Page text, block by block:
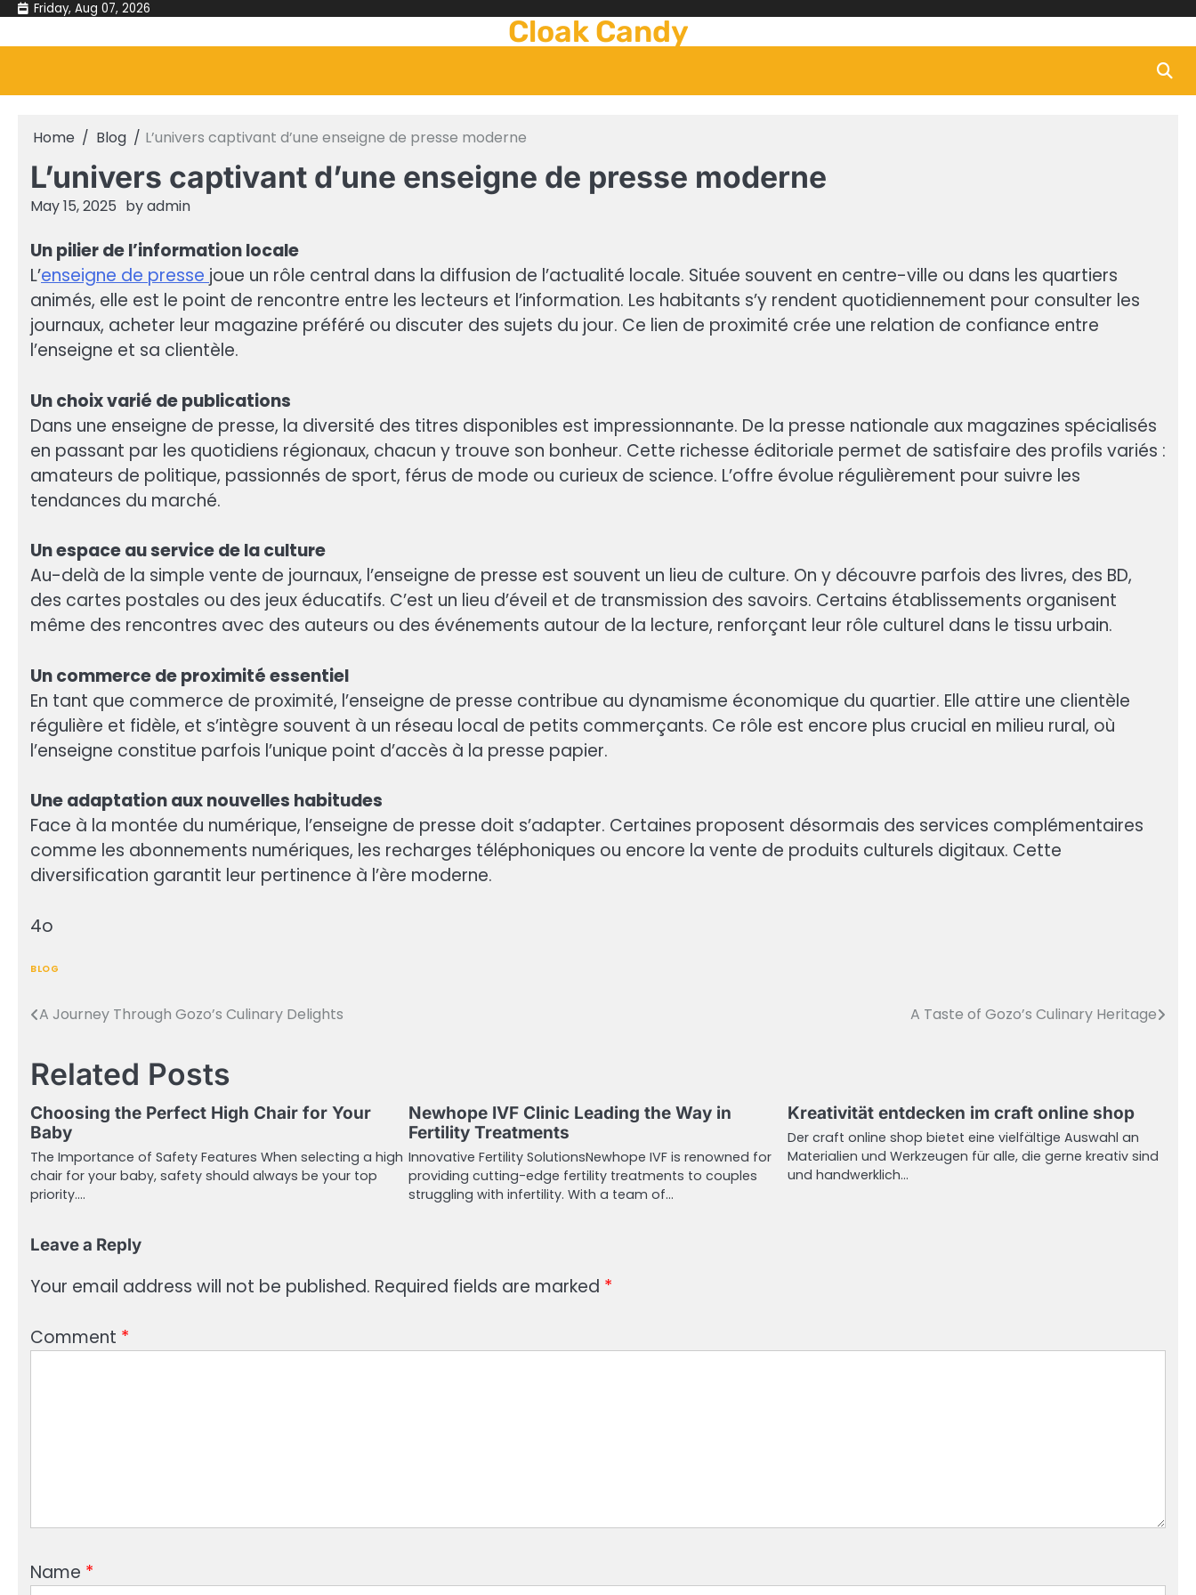
Skip
content
Friday, Aug 07, 2026
Cloak Candy
Home Blog L’univers captivant d’une enseigne de presse moderne
L’univers captivant d’une enseigne de presse moderne
May 15, 2025 byadmin
Un pilier de l’information locale
L’enseigne de presse joue un rôle central dans la diffusion de l’actualité locale. Située souvent en centre-ville ou dans les quartiers
animés, elle est le point de rencontre entre les lecteurs et l’information. Les habitants s’y rendent quotidiennement pour consulter les
journaux, acheter leur magazine préféré ou discuter des sujets du jour. Ce lien de proximité crée une relation de confiance entre
l’enseigne et sa clientèle.
Un choix varié de publications
Dans une enseigne de presse, la diversité des titres disponibles est impressionnante. De la presse nationale aux magazines spécialisés
en passant par les quotidiens régionaux, chacun y trouve son bonheur. Cette richesse éditoriale permet de satisfaire des profils variés :
amateurs de politique, passionnés de sport, férus de mode ou curieux de science. L’offre évolue régulièrement pour suivre les
tendances du marché.
Un espace au service de la culture
Au-delà de la simple vente de journaux, l’enseigne de presse est souvent un lieu de culture. On y découvre parfois des livres, des BD,
des cartes postales ou des jeux éducatifs. C’est un lieu d’éveil et de transmission des savoirs. Certains établissements organisent
même des rencontres avec des auteurs ou des événements autour de la lecture, renforçant leur rôle culturel dans le tissu urbain.
Un commerce de proximité essentiel
En tant que commerce de proximité, l’enseigne de presse contribue au dynamisme économique du quartier. Elle attire une clientèle
régulière et fidèle, et s’intègre souvent à un réseau local de petits commerçants. Ce rôle est encore plus crucial en milieu rural, où
l’enseigne constitue parfois l’unique point d’accès à la presse papier.
Une adaptation aux nouvelles habitudes
Face à la montée du numérique, l’enseigne de presse doit s’adapter. Certaines proposent désormais des services complémentaires
comme les abonnements numériques, les recharges téléphoniques ou encore la vente de produits culturels digitaux. Cette
diversification garantit leur pertinence à l’ère moderne.
4o
BLOG
Post
A Journey Through Gozo’s Culinary Delights A Taste of Gozo’s Culinary Heritage
Related Posts
Choosing the Perfect High Chair for Your
Baby
The Importance of Safety Features When selecting a high
chair for your baby, safety should always be your top
priority.…
Newhope IVF Clinic Leading the Way in
Fertility Treatments
Innovative Fertility SolutionsNewhope IVF is renowned for
providing cutting-edge fertility treatments to couples
struggling with infertility. With a team of…
Kreativität entdecken im craft online shop
Der craft online shop bietet eine vielfältige Auswahl an
Materialien und Werkzeugen für alle, die gerne kreativ sind
und handwerklich…
Leave a Reply
Your email address will not be published. Required fields are marked *
Comment *
Name *